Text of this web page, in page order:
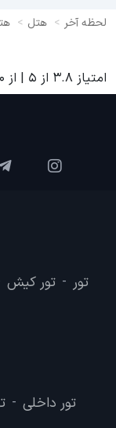
لحظه آخر هتل
امتیاز 3.8 از 5 | از
تور - تور کیش
تور داخلی -